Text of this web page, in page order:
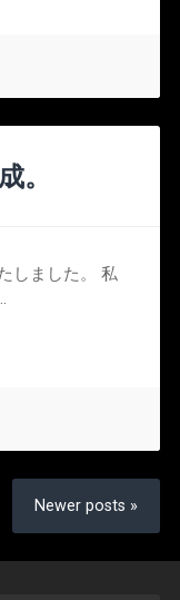
。
しました。 私
Newer posts »